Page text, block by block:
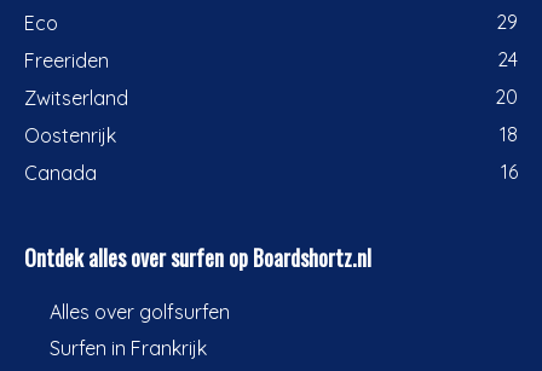
Eco
29
Freeriden
24
Zwitserland
20
Oostenrijk
18
Canada
16
Ontdek alles over surfen op Boardshortz.nl
Alles over golfsurfen
Surfen in Frankrijk